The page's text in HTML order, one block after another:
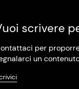
scrivere
per
un